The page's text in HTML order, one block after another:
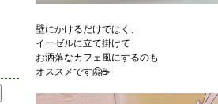
壁にかけるだけではく、
イーゼルに立て掛けて
お洒落なカフェ風にするのも
オススメです🤗☕️